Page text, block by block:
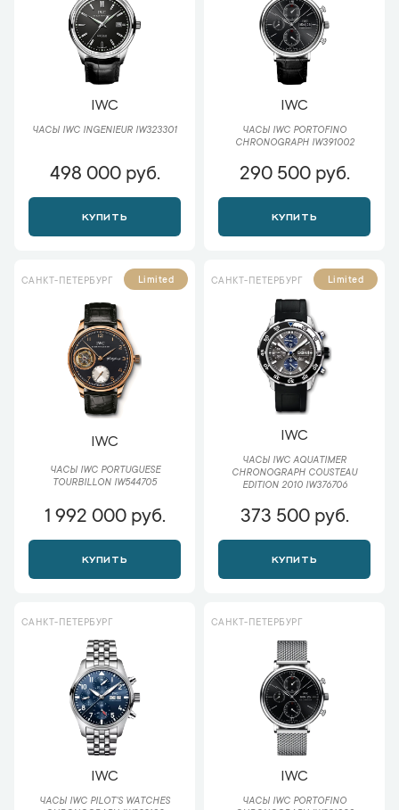
IWC
ЧАСЫ IWC INGENIEUR IW323301
498 000 руб.
КУПИТЬ
IWC
ЧАСЫ IWC PORTOFINO
CHRONOGRAPH IW391002
290 500 руб.
КУПИТЬ
САНКТ-ПЕТЕРБУРГ Limited
IWC
ЧАСЫ IWC PORTUGUESE
TOURBILLON IW544705
1 992 000 руб.
КУПИТЬ
САНКТ-ПЕТЕРБУРГ Limited
IWC
ЧАСЫ IWC AQUATIMER
CHRONOGRAPH COUSTEAU
EDITION 2010 IW376706
373 500 руб.
КУПИТЬ
САНКТ-ПЕТЕРБУРГ
IWC
ЧАСЫ IWC PILOT'S WATCHES
САНКТ-ПЕТЕРБУРГ
IWC
ЧАСЫ IWC PORTOFINO